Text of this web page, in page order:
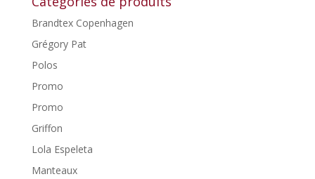
Brandtex Copenhagen
Grégory Pat
Polos
Promo
Promo
Griffon
Lola Espeleta
Manteaux